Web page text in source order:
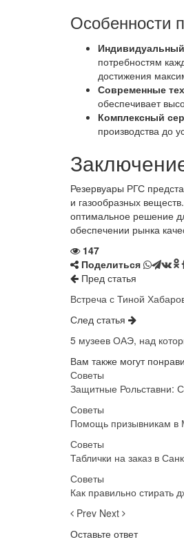
Особенности
потребностям
достижения
Современные
обеспечивает
Комплексный
производства до
Резервуары РГС
и газообразных
оптимальное решение
обеспечении рынка
147
Поделиться
Пред статья
Встреча с Тиной
След статья
5 музеев ОАЭ, над
Вам также могут
Советы
Защитные Рольставни:
Советы
Помощь призывникам в
Советы
Таблички на заказ в
Советы
Как правильно стирать
Prev Next
Оставьте ответ